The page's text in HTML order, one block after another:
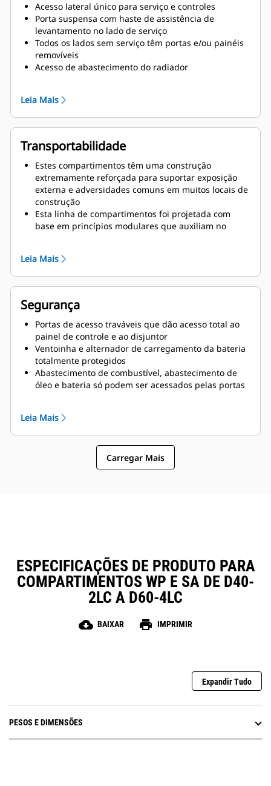
Acesso lateral único para serviço e controles
Porta suspensa com haste de assistência de
levantamento no lado de serviço
Todos os lados sem serviço têm portas e/ou painéis
removíveis
Acesso de abastecimento do radiador
compartimento
Área de entrada do cabo grande tendo em vista a
facilidade na instalação
Leia Mais
Transportabilidade
Estes compartimentos têm uma construção
extremamente reforçada para suportar exposição
externa e adversidades comuns em muitos locais de
construção
Esta linha de compartimentos foi projetada com
base em princípios modulares que auxiliam no
Leia Mais
Segurança
Portas de acesso traváveis que dão acesso total ao
painel de controle e ao disjuntor
Ventoinha e alternador de carregamento da bateria
totalmente protegidos
Abastecimento de combustível, abastecimento de
óleo e bateria só podem ser acessados pelas portas
Botão de parada de emergência montado
externamente
Leia Mais
Carregar Mais
ESPECIFICAÇÕES DE PRODUTO PARA
COMPARTIMENTOS WP E SA DE D40-
2LC A D60-4LC
cloud_download BAIXAR print IMPRIMIR
Expandir Tudo
PESOS E DIMENSÕES